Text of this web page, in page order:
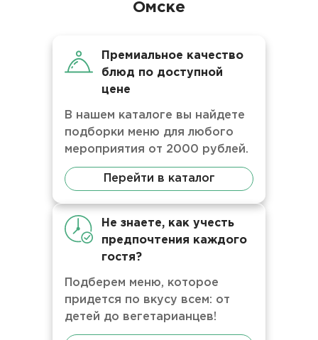
Омске
Премиальное качество
блюд по доступной
цене
В нашем каталоге вы найдете
подборки меню для любого
мероприятия от 2000 рублей.
Перейти в каталог
Не знаете, как учесть
предпочтения каждого
гостя?
Подберем меню, которое
придется по вкусу всем: от
детей до вегетарианцев!